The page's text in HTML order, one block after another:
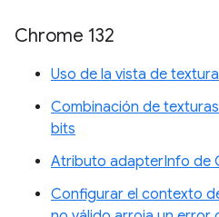
Chrome 132
Uso de la vista de textura
Combinación de
bits
Atributo adapterInfo de
Configurar el contexto